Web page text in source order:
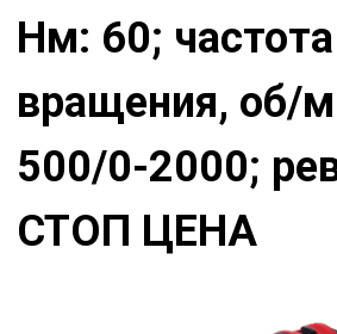
Нм: 60; частота
вращения, об/
500/0-2000;
СТОП ЦЕНА